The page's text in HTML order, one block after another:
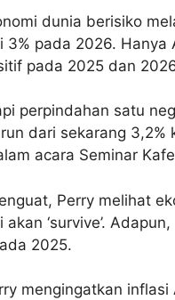
dunia berisiko
pada 2026. Hanya
pada 2025 dan
perpindahan satu
dari sekarang
acara Seminar
Perry melihat
‘survive’.
2025.
mengingatkan